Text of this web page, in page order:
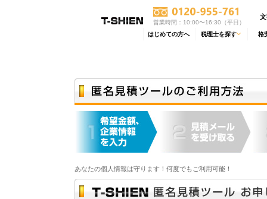
営業時間：10:00〜16:30（平日）
はじめての方へ 税理士を探す 格
あなたの個人情報は守ります！何度でもご利用可能！